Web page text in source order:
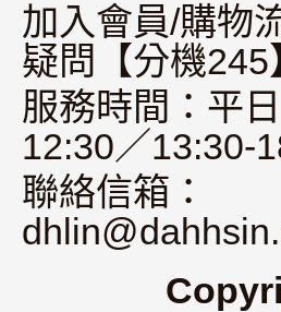
加入會員/購物
疑問【分機245
服務時間：平
12:30／13:30-
聯絡信箱：